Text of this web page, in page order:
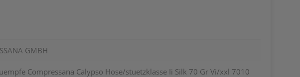
GMBH
Compressana Calypso Hose/stuetzklasse Ii Silk 70 Gr Vi/xxl 7010